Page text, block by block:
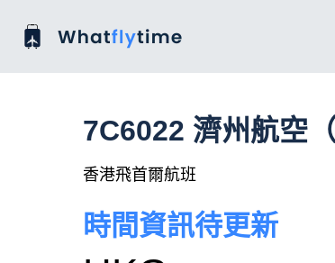
7C6022 濟州航空
香港飛首爾航班
時間資訊待更新